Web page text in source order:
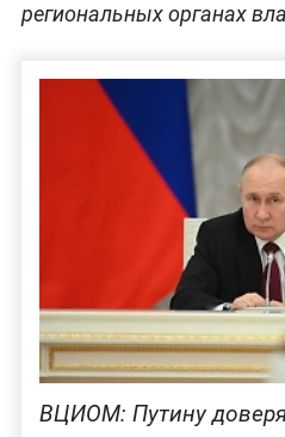
региональных органах
ВЦИОМ: Путину